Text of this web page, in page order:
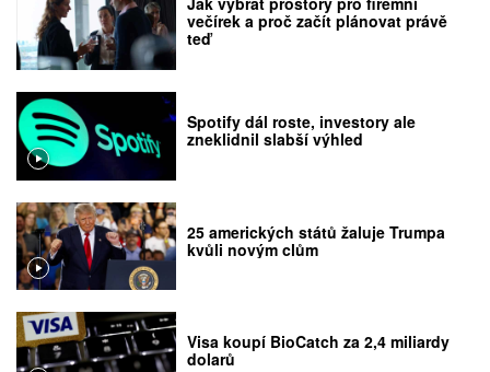
večírek a proč začít plánovat právě
teď
Spotify dál roste, investory ale
zneklidnil slabší výhled
25 amerických států žaluje Trumpa
kvůli novým clům
Visa koupí BioCatch za 2,4 miliardy
dolarů